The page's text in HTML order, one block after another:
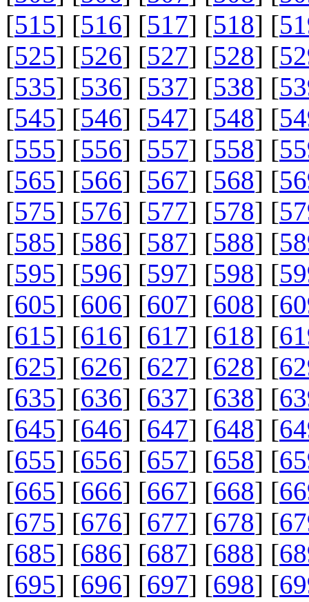
[515] [516] [517] [518] [
[525] [526] [527] [528] [
[535] [536] [537] [538] [
[545] [546] [547] [548] [
[555] [556] [557] [558] [
[565] [566] [567] [568] [
[575] [576] [577] [578] [
[585] [586] [587] [588] [
[595] [596] [597] [598] [
[605] [606] [607] [608] [
[615] [616] [617] [618] [
[625] [626] [627] [628] [
[635] [636] [637] [638] [
[645] [646] [647] [648] [
[655] [656] [657] [658] [
[665] [666] [667] [668] [
[675] [676] [677] [678] [
[685] [686] [687] [688] [
[695] [696] [697] [698] [